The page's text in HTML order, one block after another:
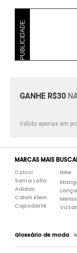
PUBLICIDADE
GANHE R$30
Válido apenas em
MARCAS MAIS
Colcci
Santa Lolla
Adidas
Calvin Klein
Capodarte
Nike
Glossário de moda A